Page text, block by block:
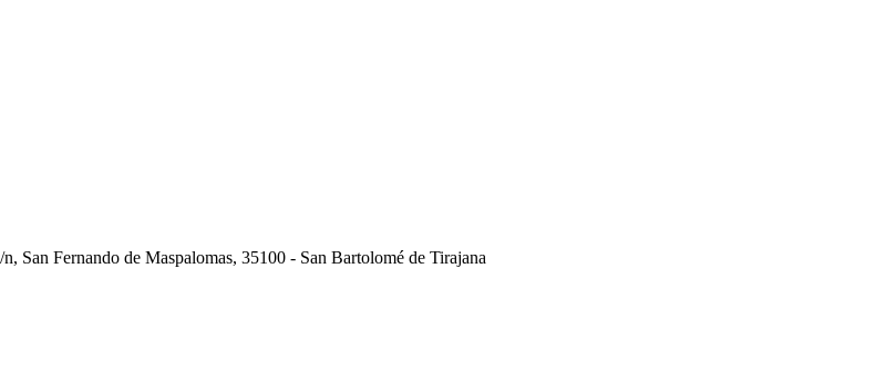
San Fernando de Maspalomas, 35100 - San Bartolomé de Tirajana